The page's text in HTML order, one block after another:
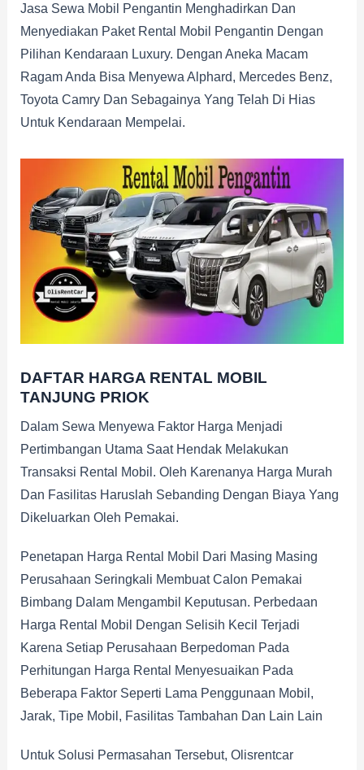
Jasa Sewa Mobil Pengantin Menghadirkan Dan
Menyediakan Paket Rental Mobil Pengantin Dengan
Pilihan Kendaraan Luxury. Dengan Aneka Macam
Ragam Anda Bisa Menyewa Alphard, Mercedes Benz,
Toyota Camry Dan Sebagainya Yang Telah Di Hias
Untuk Kendaraan Mempelai.
DAFTAR HARGA RENTAL MOBIL
TANJUNG PRIOK
Dalam Sewa Menyewa Faktor Harga Menjadi
Pertimbangan Utama Saat Hendak Melakukan
Transaksi Rental Mobil. Oleh Karenanya Harga Murah
Dan Fasilitas Haruslah Sebanding Dengan Biaya Yang
Dikeluarkan Oleh Pemakai.
Penetapan Harga Rental Mobil Dari Masing Masing
Perusahaan Seringkali Membuat Calon Pemakai
Bimbang Dalam Mengambil Keputusan. Perbedaan
Harga Rental Mobil Dengan Selisih Kecil Terjadi
Karena Setiap Perusahaan Berpedoman Pada
Perhitungan Harga Rental Menyesuaikan Pada
Beberapa Faktor Seperti Lama Penggunaan Mobil,
Jarak, Tipe Mobil, Fasilitas Tambahan Dan Lain Lain
Untuk Solusi Permasahan Tersebut, Olisrentcar